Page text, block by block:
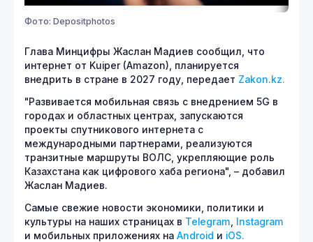
Фото: Depositphotos
Глава Минцифры Жаслан Мадиев сообщил, что
интернет от Kuiper (Amazon), планируется
внедрить в стране в 2027 году, передает Zakon.kz.
"Развивается мобильная связь с внедрением 5G в
городах и областных центрах, запускаются
проекты спутникового интернета с
международными партнерами, реализуются
транзитные маршруты ВОЛС, укрепляющие роль
Казахстана как цифрового хаба региона", – добавил
Жаслан Мадиев.
Самые свежие новости экономики, политики и
культуры на наших страницах в Telegram
Instagram
и мобильных приложениях на Android и iOS.